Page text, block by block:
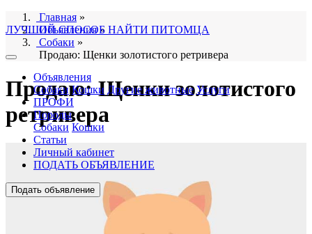
ЛУЧШИЙ СПОСОБ НАЙТИ ПИТОМЦА
Объявления
Собаки Кошки Другие животные Услуги
ПРОФИ
Породы
Собаки Кошки
Статьи
Личный кабинет
ПОДАТЬ ОБЪЯВЛЕНИЕ
Подать объявление
Главная »
Объявления»
Собаки »
Продаю: Щенки золотистого ретривера
Продаю: Щенки золотистого
ретривера